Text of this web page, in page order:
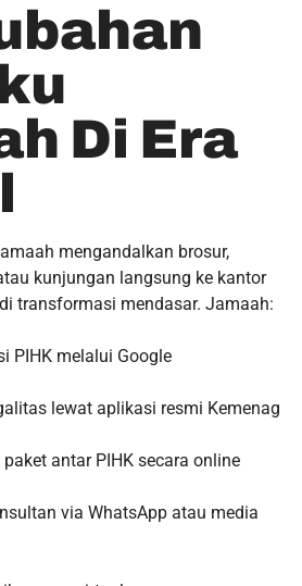
Di Era
mengandalkan brosur,
kunjungan langsung ke kantor
transformasi mendasar. Jamaah:
PIHK melalui Google
lewat aplikasi resmi Kemenag
antar PIHK secara online
via WhatsApp atau media